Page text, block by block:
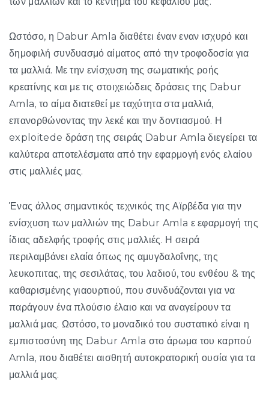
Ωστόσο, η Dabur Amla διαθέτει έναν εναν ισχυρό και
δημοφιλή συνδυασμό αίματος από την τροφοδοσία για
τα μαλλιά. Με την ενίσχυση της σωματικής ροής
κρεατίνης και με τις στοιχειώδεις δράσεις της Dabur
Amla, το αίμα διατεθεί με ταχύτητα στα μαλλιά,
επανορθώνοντας την λεκέ και την δοντιασμού. Η
exploitede δράση της σειράς Dabur Amla διεγείρει τα
καλύτερα αποτελέσματα από την εφαρμογή ενός ελαίου
στις μαλλιές μας.
Ένας άλλος σημαντικός τεχνικός της Αϊρβέδα για την
ενίσχυση των μαλλιών της Dabur Amla ε εφαρμογή της
ίδιας αδελφής τροφής στις μαλλιές. Η σειρά
περιλαμβάνει ελαία όπως ης αμυγδαλοΐνης, της
λευκοπιτας, της σεσιλάτας, του λαδιού, του ενθέου & της
καθαρισμένης γιαουρτιού, που συνδυάζονται για να
παράγουν ένα πλούσιο έλαιο και να αναγείρουν τα
μαλλιά μας. Ωστόσο, το μοναδικό του συστατικό είναι η
εμπιστοσύνη της Dabur Amla στο άρωμα του καρπού
Amla, που διαθέτει αισθητή αυτοκρατορική ουσία για τα
μαλλιά μας.